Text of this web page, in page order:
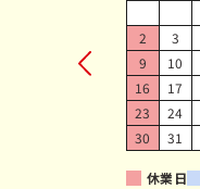
2
3
9
10
16
17
23
24
30
31
休業日